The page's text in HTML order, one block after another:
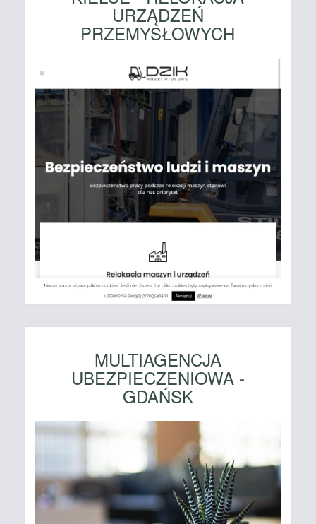
URZĄDZEŃ
PRZEMYSŁOWYCH
MULTIAGENCJA
UBEZPIECZENIOWA -
GDAŃSK